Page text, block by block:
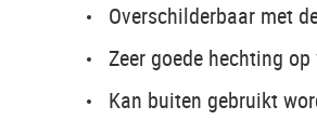
Overschilderbaar met
Zeer goede hechting
Kan buiten gebruikt